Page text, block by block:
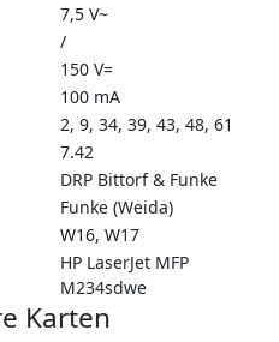
7,5 V~
/
150 V=
100 mA
2, 9, 34, 39, 43, 48, 61
7.42
DRP Bittorf & Funke
Funke (Weida)
W16 W17
HP LaserJet MFP
M234sdwe
Karten